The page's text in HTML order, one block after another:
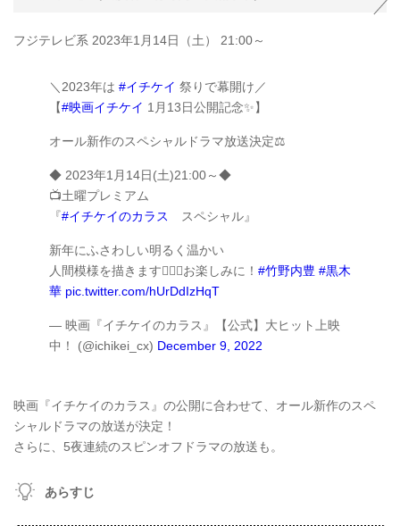
フジテレビ系 2023年1月14日（土） 21:00～
＼2023年は #イチケイ 祭りで幕開け／
【#映画イチケイ 1月13日公開記念✨】
オール新作のスペシャルドラマ放送決定⚖️
◆ 2023年1月14日(土)21:00～◆
📺土曜プレミアム
『#イチケイのカラス スペシャル』
新年にふさわしい明るく温かい
人間模様を描きます👨🏻‍⚖️お楽しみに！ #竹野内豊 #黒木
華 pic.twitter.com/hUrDdIzHqT
— 映画『イチケイのカラス』【公式】大ヒット上映
中！ (@ichikei_cx) December 9, 2022
映画『イチケイのカラス』の公開に合わせて、オール新作のスペ
シャルドラマの放送が決定！
さらに、5夜連続のスピンオフドラマの放送も。
あらすじ